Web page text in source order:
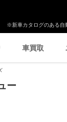
※新車カタログのある自
車買取
ー